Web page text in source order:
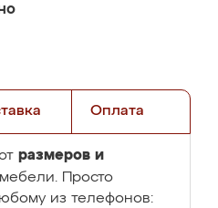
Оплата
размеров и
Просто
из телефонов: